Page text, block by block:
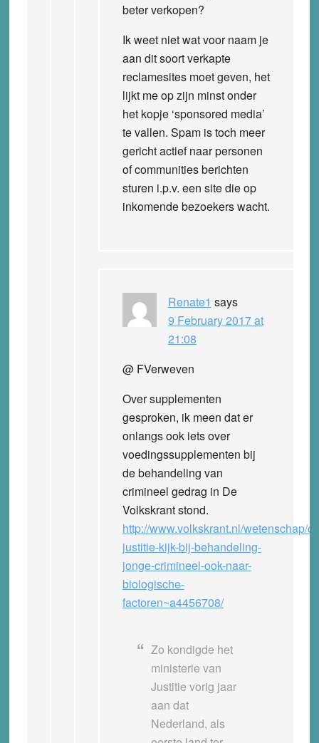
beter verkopen?
Ik weet niet wat voor naam je
aan dit soort verkapte
reclamesites moet geven, het
lijkt me op zijn minst onder
het kopje ‘sponsored media’
te vallen. Spam is toch meer
gericht actief naar personen
of communities berichten
sturen i.p.v. een site die op
inkomende bezoekers wacht.
Renate1 says
9 February 2017 at
21:08
@ FVerweven
Over supplementen
gesproken, ik meen dat er
onlangs ook iets over
voedingssupplementen bij
de behandeling van
crimineel gedrag in De
Volkskrant stond.
http://www.volkskrant.nl/wetenschap/
justitie-kijk-bij-behandeling-
jonge-crimineel-ook-naar-
biologische-
factoren~a4456708/
Zo kondigde het
ministerie van
Justitie vorig jaar
aan dat
Nederland, als